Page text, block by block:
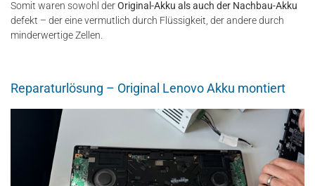
Somit waren sowohl derOriginal-Akku als auch der Nachbau-Akku
defekt – der eine vermutlich durch Flüssigkeit, der andere durch
minderwertige Zellen.
Reparaturlösung – Original Lenovo Akku montiert